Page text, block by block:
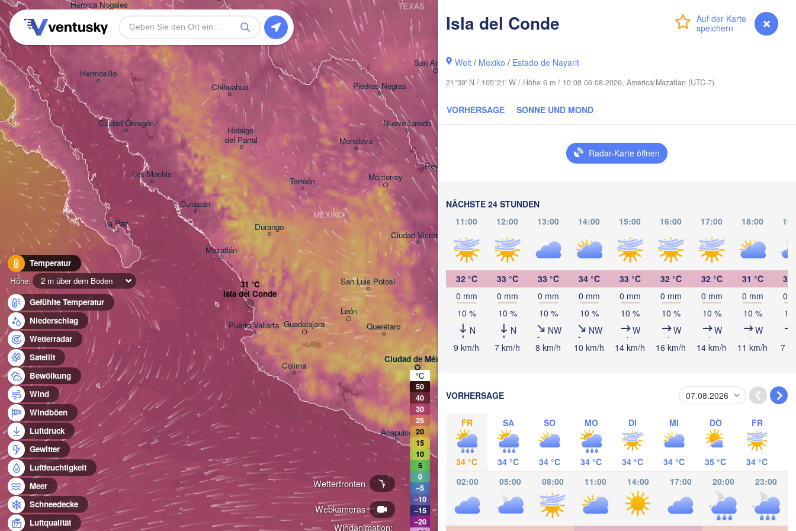
Anmelden myVentusky Vorhersage
Isla del Conde
Welt / Mexiko / Estado de Nayarit
21°39' N / 105°21' W / Höhe 6 m / 10:08 06.08.2026, America/Mazatlan (UTC-7)
VORHERSAGE SONNE UND MOND
Radar-Karte öffnen
NÄCHSTE 24 STUNDEN
11:00
12:00 13:00 14:00 15:00 16:00 17:00 18:00
32 °C
0 mm
10 %
N
9 km/h
33 °C
0 mm
10 %
N
7 km/h
33 °C
0 mm
10 %
NW
8 km/h
34 °C
0 mm
10 %
NW
10 km/h
33 °C
0 mm
10 %
W
14 km/h
32 °C
0 mm
10 %
W
16 km/h
32 °C
0 mm
10 %
W
14 km/h
31 °C
0 mm
10 %
W
11 km/h
30
0
10
7
VORHERSAGE
FR
34 °C
SA
34 °C
SO
34 °C
MO
34 °C
DI
34 °C
MI
34 °C
DO
35 °C
FR
34 °C
02:00
05:00 08:00 11:00 14:00 17:00 20:00 23:00
Temperatur
Höhe:
2 m über dem Boden
Gefühlte Temperatur
Niederschlag
Wetterradar
Satellit
Bewölkung
Wind
Windböen
Luftdruck
Gewitter
Luftfeuchtigkeit
Meer
Schneedecke
Luftqualität
Windanimation:
Webkameras
Wetterfronten
Culiacán
Chihuahua
Hermosillo
Durango
Torreón
Monclova
Heroica Nogales
La Paz
Ciudad Obregón
Los Mochis
Hidalgo
del Parral
Mazatlán
MEXIKO
Guadalajara
León
Puerto Vallarta
Colima
San Antonio
Monterrey
Reynosa
San Luis Potosí
Piedras Negras
Ciudad Victoria
Tampico
Corpus Christi
Nuevo Laredo
TEXAS
Ciudad de México
Ciudad de
Guatemala
Acapulco Tuxtla Gutiérrez
Querétaro
Campeche
Poza Rica
Oaxaca de Juárez
GUATEMALA
Mobile
Tegucigalpa
Mérida Cancún
Chetumal
HONDURAS
BELIZE
Isla del Conde
°C
50
40
30
25
20
15
10
5
0
−5
−10
−15
−20